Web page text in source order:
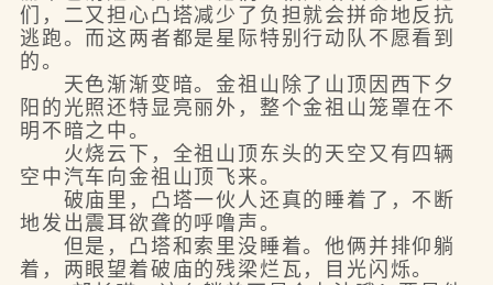
们，二又担心凸塔减少了负担就会拼命地反抗
逃跑。而这两者都是星际特别行动队不愿看到
的。
天色渐渐变暗。金祖山除了山顶因西下夕
阳的光照还特显亮丽外，整个金祖山笼罩在不
明不暗之中。
火烧云下，全祖山顶东头的天空又有四辆
空中汽车向金祖山顶飞来。
破庙里，凸塔一伙人还真的睡着了，不断
地发出震耳欲聋的呼噜声。
但是，凸塔和索里没睡着。他俩并排仰躺
着，两眼望着破庙的残梁烂瓦，目光闪烁。